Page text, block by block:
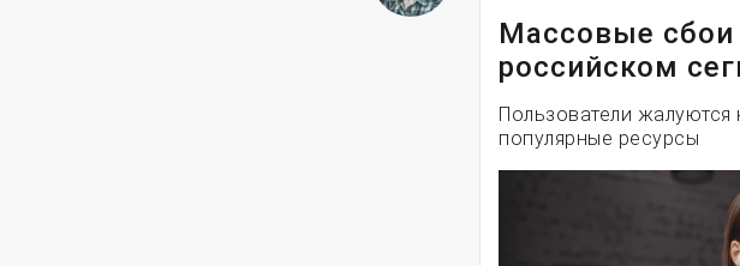
Массовые
российском
Пользователи
популярные ресурсы